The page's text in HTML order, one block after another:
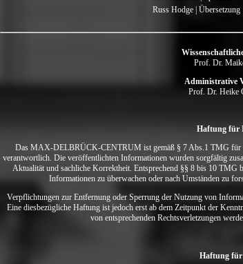
Russ Hodge | Übersetzung
Prof. Dr.
Administrative
Prof. Dr. Heike
Haftung für
Das MAX-DELBRÜCK-CENTRUM ist gemäß § 7 Abs.1 TMG für
verantwortlich. Die veröffentlichten Informationen wurden sorgfältig
Aktualität und sachliche Korrektheit. Entsprechend §§ 8 bis 10 TMG
Informationen zu überwachen oder nach Umständen zu
Verpflichtungen zur Entfernung oder Sperrung der Nutzung von
Eine diesbezügliche Haftung ist jedoch erst ab dem Zeitpunkt der
von entsprechenden Rechtsverletzungen
Haftung